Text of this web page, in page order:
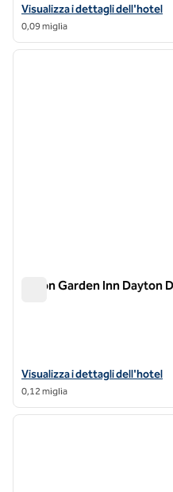
Visualizza i dettagli dell'hotel
Visualizza i dettagli dell'hotel
0,09 miglia
1 di 12
Hilton Garden Inn Dayton
Visualizza i dettagli dell'hotel
Visualizza i dettagli dell'hotel
0,12 miglia
1 di 12